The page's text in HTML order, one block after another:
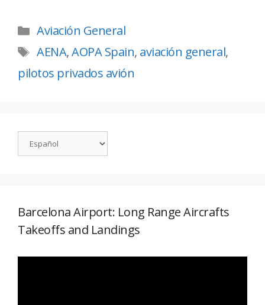
Aviación General
AENA,AOPA Spain, aviación general,
pilotos privados avión
Barcelona Airport: Long Range Aircrafts
Takeoffs and Landings